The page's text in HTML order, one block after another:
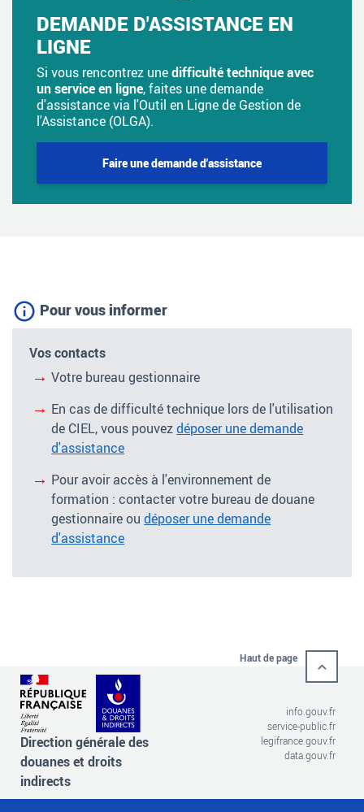
DEMANDE D'ASSISTANCE EN
LIGNE
Si vous rencontrez unedifficulté technique avec
un service en ligne, faites une demande
d'assistance via l'Outil en Ligne de Gestion de
l'Assistance (OLGA).
Faire une demande d'assistance
Pour vous informer
Vos contacts
Votre bureau gestionnaire
En cas de difficulté technique lors de l'utilisation
de CIEL, vous pouvezdéposer une demande
d'assistance
Pour avoir accès à l'environnement de
formation : contacter votre bureau de douane
gestionnaire oudéposer une demande
d'assistance
Haut de page
Direction générale des
douanes et droits
indirects
info.gouv.fr
service-public.fr
legifrance.gouv.fr
data.gouv.fr